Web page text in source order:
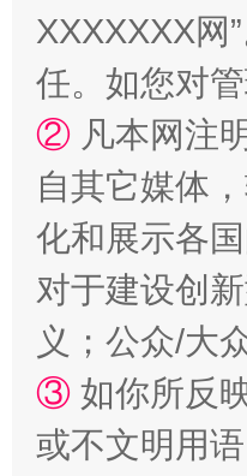
扯下公款旅游的“
XXXXXXX网
任。如您对
② 凡本网注
自其它媒体
化和展示各
对于建设创
义；公众/大
③ 如你所反
或不文明用